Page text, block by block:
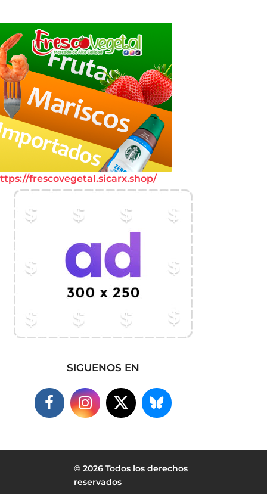
frescovegetal.sicarx.shop/
SIGUENOS EN
© 2026 Todos los derechos
reservados